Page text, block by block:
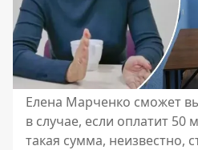
Елена Марченко сможет
в случае, если оплатит 50
такая сумма, неизвестно,